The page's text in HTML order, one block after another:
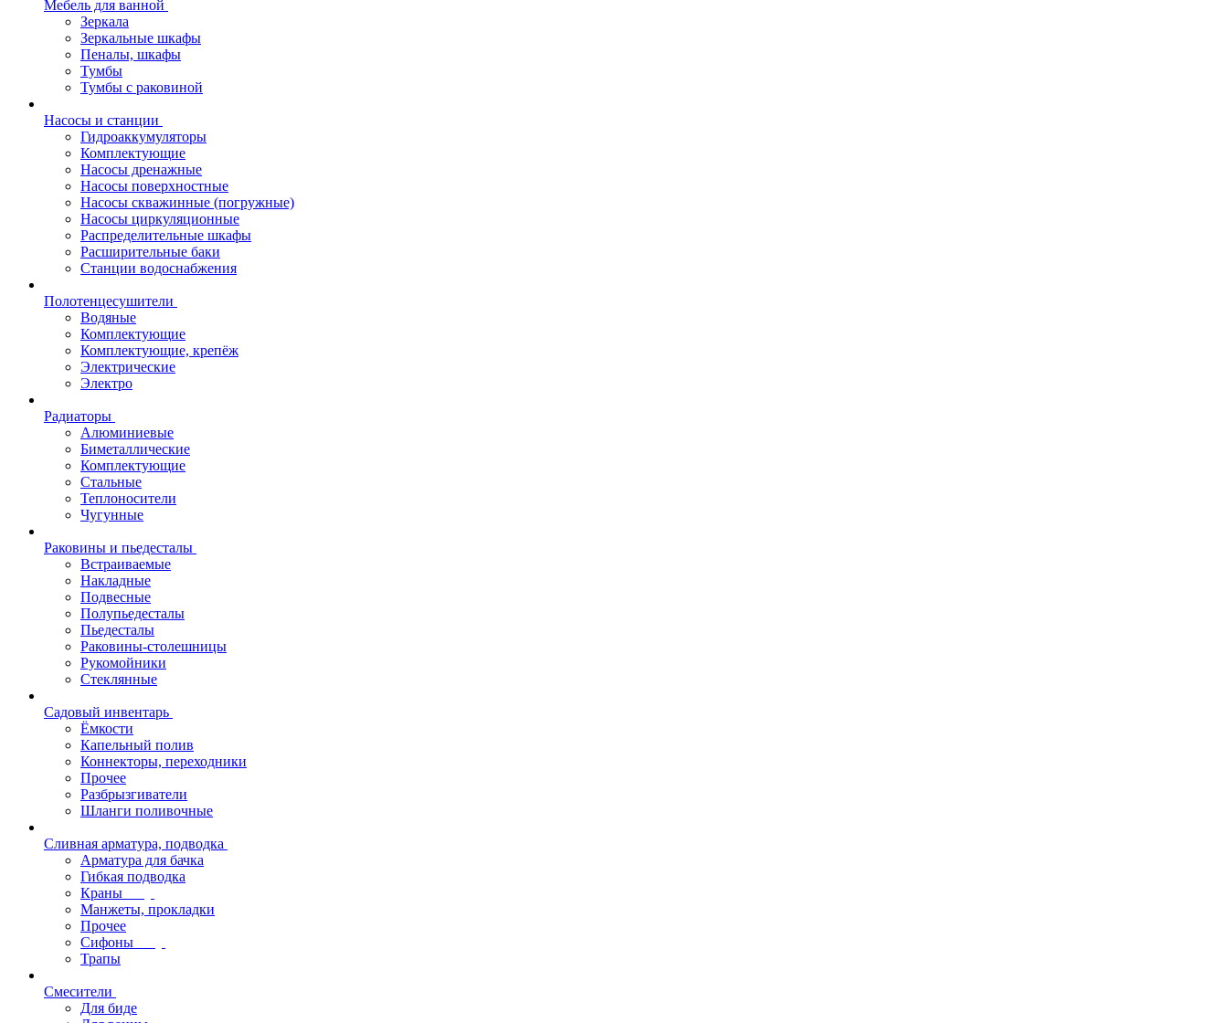
Мебель для ванной
Зеркала
Зеркальные шкафы
Пеналы, шкафы
Тумбы
Тумбы с раковиной
Насосы и станции
Гидроаккумуляторы
Комплектующие
Насосы дренажные
Насосы поверхностные
Насосы скважинные (погружные)
Насосы циркуляционные
Распределительные шкафы
Расширительные баки
Станции водоснабжения
Полотенцесушители
Водяные
Комплектующие
Комплектующие, крепёж
Электрические
Электро
Радиаторы
Алюминиевые
Биметаллические
Комплектующие
Стальные
Теплоносители
Чугунные
Раковины и пьедесталы
Встраиваемые
Накладные
Подвесные
Полупьедесталы
Пьедесталы
Раковины-столешницы
Рукомойники
Стеклянные
Садовый инвентарь
Ёмкости
Капельный полив
Коннекторы, переходники
Прочее
Разбрызгиватели
Шланги поливочные
Сливная арматура, подводка
Арматура для бачка
Гибкая подводка
Краны
Манжеты, прокладки
Прочее
Сифоны
Трапы
Смесители
Для биде